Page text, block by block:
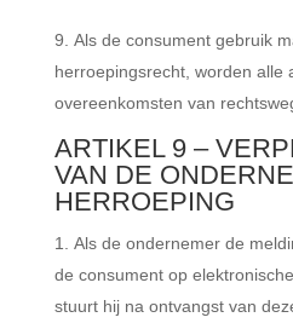
Als de consument gebruik
herroepingsrecht, worden alle
overeenkomsten van
ARTIKEL 9 –
VAN DE
HERROEPING
Als de ondernemer de
de consument op
stuurt hij na ontvangst van